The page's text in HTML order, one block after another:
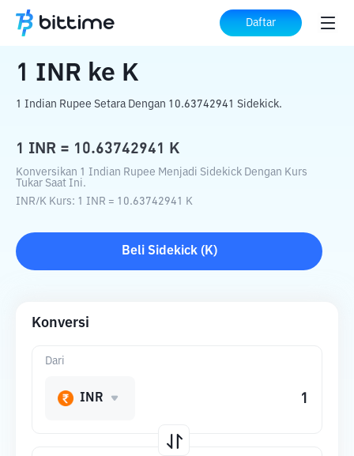
Daftar
Beranda Konverter Kripto ke
1 INR ke K
1 Indian Rupee Setara Dengan 10.63742941 Sidekick.
1 INR = 10.63742941 K
Konversikan 1 Indian Rupee Menjadi Sidekick Dengan Kurs
Tukar Saat Ini.
INR/K Kurs: 1 INR = 10.63742941 K
Beli Sidekick( K)
Konversi
Dari
INR